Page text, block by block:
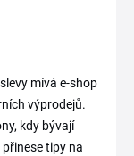
mívá e-shop
výprodejů.
kdy bývají
tipy na